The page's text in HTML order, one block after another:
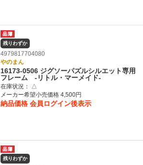
残りわずか
4979817704080
やのまん
16173-0506 ジグソーパズルシルエット専用
フレーム ‐リトル・マーメイド‐
在庫状況：
△
メーカー希望小売価格 4,500円
納品価格 会員ログイン後表示
残りわずか